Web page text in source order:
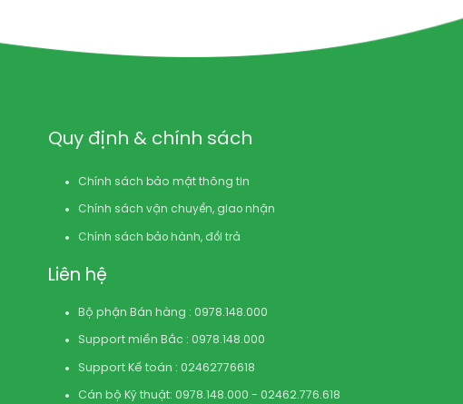
Quy định & chính sách
Chính sách bảo mật thông tin
Chính sách vận chuyển, giao nhận
Chính sách bảo hành, đổi trả
Liên hệ
Bộ phận Bán hàng : 0978.148.000
Support miền Bắc : 0978.148.000
Support Kế toán : 02462776618
Cán bộ Kỹ thuật: 0978.148.000 - 02462.776.618